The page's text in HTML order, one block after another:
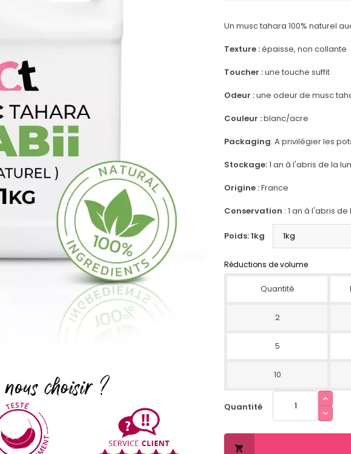
Un musc tahara 100% naturel
Texture :épaisse, non collante
Toucher :une touche suffit
Odeur :une odeur de musc
Couleur :blanc/acre
Packaging: A privilégier les
Stockage:1 an à l'abris de la
Origine :France
Conservation : 1 an à l'abris
Poids: 1kg
Réductions de volume
Quantité
2
5
10
Quantité
